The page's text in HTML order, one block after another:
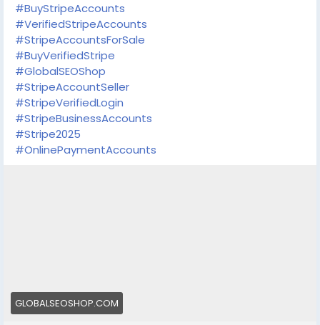
#BuyStripeAccounts
#VerifiedStripeAccounts
#StripeAccountsForSale
#BuyVerifiedStripe
#GlobalSEOShop
#StripeAccountSeller
#StripeVerifiedLogin
#StripeBusinessAccounts
#Stripe2025
#OnlinePaymentAccounts
GLOBALSEOSHOP.COM